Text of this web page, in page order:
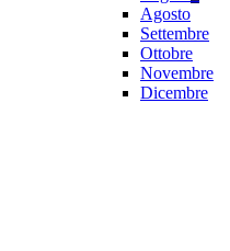
Agosto
Settembre
Ottobre
Novembre
Dicembre